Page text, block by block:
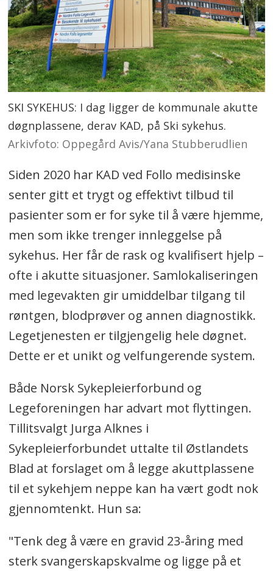
SKI SYKEHUS: I dag ligger de kommunale akutte
døgnplassene, derav KAD, på Ski sykehus.
Arkivfoto: Oppegård Avis/Yana Stubberudlien
Siden 2020 har KAD ved Follo medisinske
senter gitt et trygt og effektivt tilbud til
pasienter som er for syke til å være hjemme,
men som ikke trenger innleggelse på
sykehus. Her får de rask og kvalifisert hjelp –
ofte i akutte situasjoner. Samlokaliseringen
med legevakten gir umiddelbar tilgang til
røntgen, blodprøver og annen diagnostikk.
Legetjenesten er tilgjengelig hele døgnet.
Dette er et unikt og velfungerende system.
Både Norsk Sykepleierforbund og
Legeforeningen har advart mot flyttingen.
Tillitsvalgt Jurga Alknes i
Sykepleierforbundet uttalte til Østlandets
Blad at forslaget om å legge akuttplassene
til et sykehjem neppe kan ha vært godt nok
gjennomtenkt. Hun sa:
"Tenk deg å være en gravid 23-åring med
sterk svangerskapskvalme og ligge på et